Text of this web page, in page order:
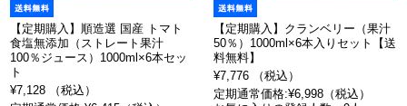
【定期購入】順造選 国産 トマト
食塩無添加（ストレート果汁
100％ジュース）1000ml×6本セッ
ト
¥7,128 （税込）
【定期購入】クランベリー（果汁
50％）1000ml×6本入りセット【送
料無料】
¥7,776 （税込）
定期通常価格:¥6,998（税込）